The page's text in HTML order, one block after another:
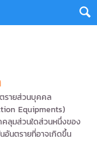
ายส่วนบุคคล
Equipments)
ลุมส่วนใดส่วนหนึ่งของ
อันตรายที่อาจเกิดขึ้น